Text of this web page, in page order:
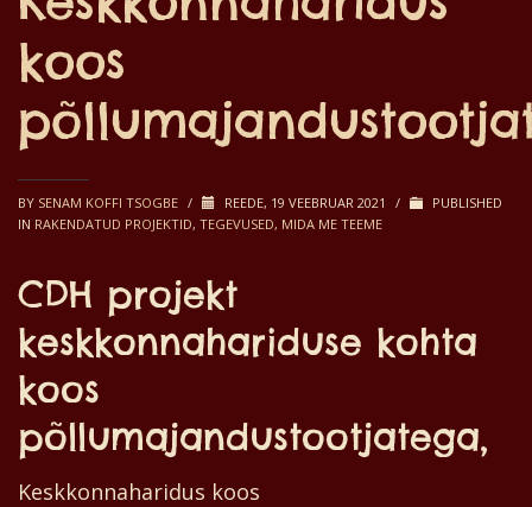
koos
BY SENAM KOFFI TSOGBE / REEDE, 19 VEEBRUAR 2021 /
PUBLISHED
IN RAKENDATUD PROJEKTID, TEGEVUSED, MIDA ME TEEME
CDH projekt
keskkonnahariduse kohta
koos
põllumajandustootjatega,
Keskkonnaharidus koos